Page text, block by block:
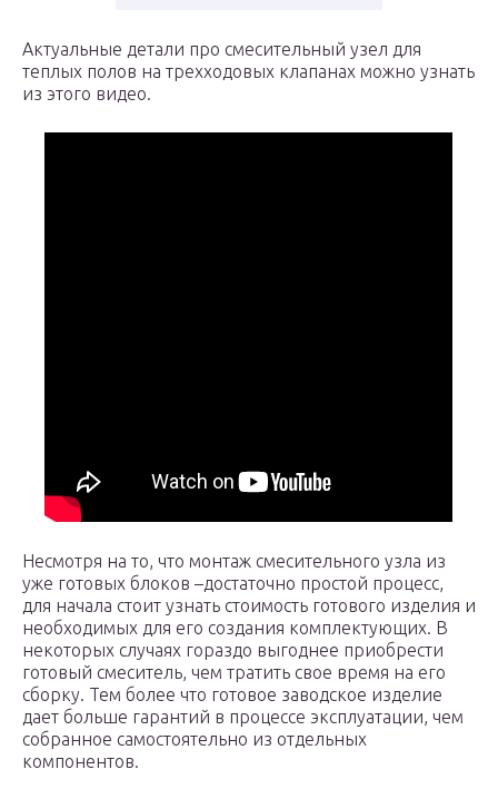
Актуальные детали про смесительный узел для
теплых полов на трехходовых клапанах можно узнать
из этого видео.
Несмотря на то, что монтаж смесительного узла из
уже готовых блоков –достаточно простой процесс,
для начала стоит узнать стоимость готового изделия и
необходимых для его создания комплектующих. В
некоторых случаях гораздо выгоднее приобрести
готовый смеситель, чем тратить свое время на его
сборку. Тем более что готовое заводское изделие
дает больше гарантий в процессе эксплуатации, чем
собранное самостоятельно из отдельных
компонентов.